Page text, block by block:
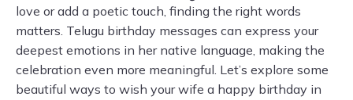
love or add a poetic touch, finding the right words
matters. Telugu birthday messages can express your
deepest emotions in her native language, making the
celebration even more meaningful. Let’s explore some
beautiful ways to wish your wife a happy birthday in